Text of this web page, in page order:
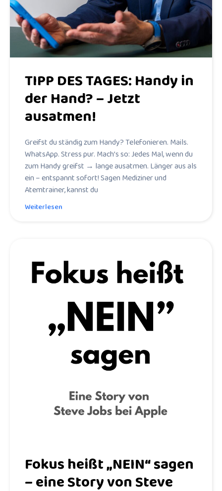
TIPP DES TAGES: Handy in
der Hand? – Jetzt
ausatmen!
Greifst du ständig zum Handy? Telefonieren. Mails.
WhatsApp. Stress pur. Mach’s so: Jedes Mal, wenn du
zum Handy greifst → lange ausatmen. Länger aus als
ein – entspannt sofort! Sagen Mediziner und
Atemtrainer, kannst du
Weiterlesen
Fokus heißt „NEIN“ sagen
– eine Story von Steve